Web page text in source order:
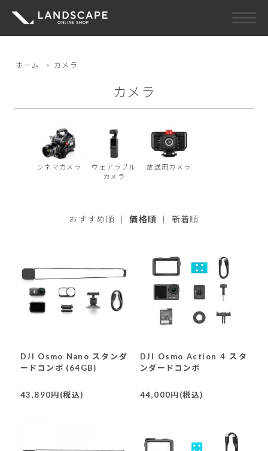
ホーム > カメラ
カメラ
シネマカメラ
ウェアラブル
カメラ
放送用カメラ
おすすめ順 |価格順 | 新着順
DJI Osmo Nano スタンダ
ードコンボ (64GB)
43,890円(税込)
DJI Osmo Action 4 スタ
ンダードコンボ
44,000円(税込)